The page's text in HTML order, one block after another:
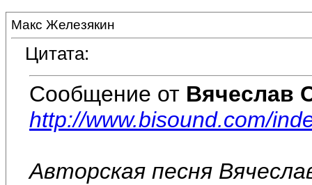
Макс Железякин
Цитата:
Сообщение от Вячеслав
http://www.bisound.com/
Авторская песня